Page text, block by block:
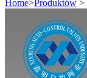
Home>Produktów >